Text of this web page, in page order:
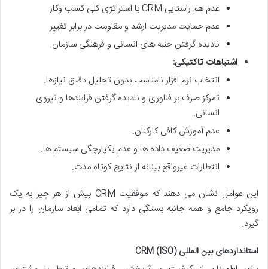
عدم هم راستایی CRM با استراتژی کلی کسب وکار.
عدم حمایت مدیریت ارشد و مقاومت در برابر تغییر.
نادیده گرفتن جنبه های انسانی و فرهنگی سازمان.
اشتباهات تاکتیکی:
انتخاب نرم افزار نامناسب بدون تحلیل دقیق نیازها.
تمرکز صرف بر فناوری و نادیده گرفتن فرایندها و نیروی
انسانی.
عدم آموزش کافی کارکنان.
مدیریت ضعیف داده ها و عدم یکپارچگی سیستم ها.
انتظارات غیرواقع بینانه از نتایج کوتاه مدت.
این عوامل نشان می دهند که موفقیت CRM بیش از هر چیز به یک
رویکرد جامع و همه جانبه بستگی دارد که تمامی ابعاد سازمان را در بر
گیرد.
استانداردهای بین المللی CRM (ISO)